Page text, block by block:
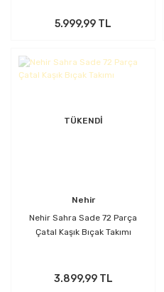
5.999,99 TL
TÜKENDİ
Nehir
Nehir Sahra Sade 72 Parça
Çatal Kaşık Bıçak Takımı
3.899,99 TL